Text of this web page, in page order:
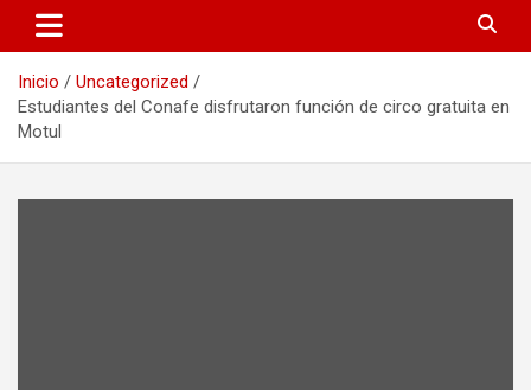
Inicio
Uncategorized
Estudiantes del Conafe disfrutaron función de circo gratuita en
Motul